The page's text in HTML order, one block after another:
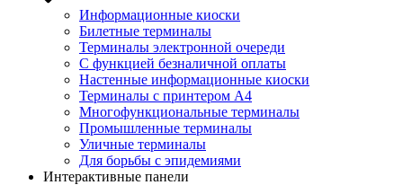
Информационные киоски
Билетные терминалы
Терминалы электронной очереди
C функцией безналичной оплаты
Настенные информационные киоски
Терминалы с принтером А4
Многофункциональные терминалы
Промышленные терминалы
Уличные терминалы
Для борьбы с эпидемиями
Интерактивные панели